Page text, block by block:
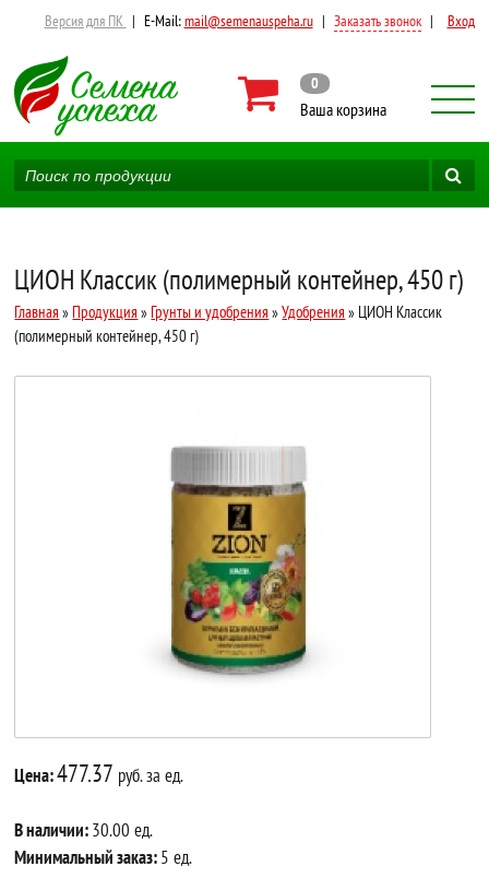
Версия для ПК | E-Mail:mail@semenauspeha.ru | Заказать звонок | Вход
0
Ваша корзина
ЦИОН Классик (полимерный контейнер, 450 г)
Главная » Продукция » Грунты и удобрения »Удобрения » ЦИОН Классик
(полимерный контейнер, 450 г)
Цена:477.37 руб. за ед.
В наличии:30.00 ед.
Минимальный заказ:5 ед.